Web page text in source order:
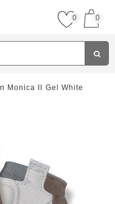
0 0
Monica II Gel White